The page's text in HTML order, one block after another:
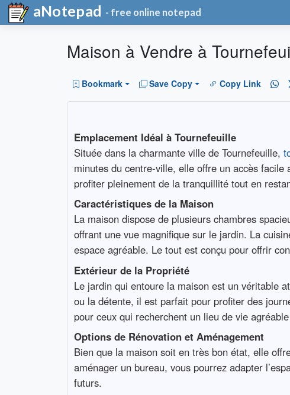
aNotepad - free online notepad
Maison à Vendre à
Bookmark Save Copy Copy Link
Emplacement Idéal à Tournefeuille
Située dans la charmante ville de Tournefeuille,
minutes du centre-ville, elle offre un accès facile
profiter pleinement de la tranquillité tout en
Caractéristiques de la Maison
La maison dispose de plusieurs chambres
offrant une vue magnifique sur le jardin. La
espace agréable. Le tout est conçu pour offrir
Extérieur de la Propriété
Le jardin qui entoure la maison est un véritable
ou la détente, il est parfait pour profiter des
pour ceux qui recherchent un lieu de vie
Options de Rénovation et Aménagement
Bien que la maison soit en très bon état, elle
aménager un bureau, vous pourrez adapter
futurs.